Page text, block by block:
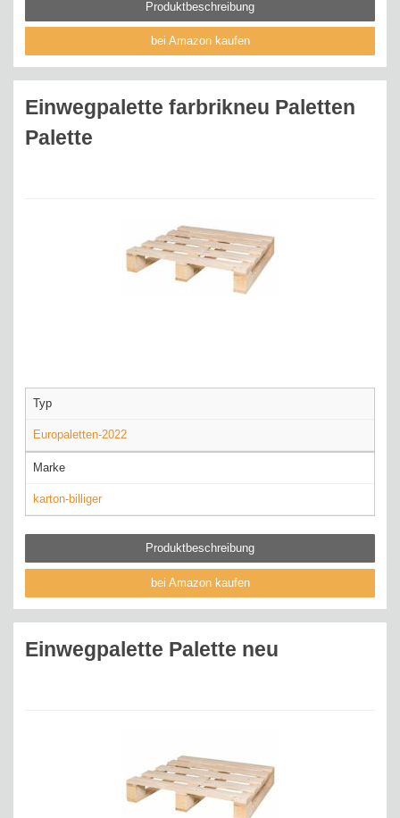
Produktbeschreibung
bei Amazon kaufen
Einwegpalette farbrikneu Paletten
Palette
Typ
Europaletten-2022
Marke
karton-billiger
Produktbeschreibung
bei Amazon kaufen
Einwegpalette Palette neu